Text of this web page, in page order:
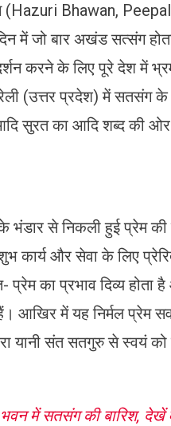
Bhawan,
में जो बार अखंड सत्संग
करने के लिए पूरे देश में
(उत्तर प्रदेश) में सतसंग के
सुरत का आदि शब्द की
भंडार से निकली हुई प्रेम
कार्य और सेवा के लिए
का प्रभाव दिव्य होता
आखिर में यह निर्मल प्रेम
यानी संत सतगुरु से स्वयं
में सतसंग की बारिश, देखें